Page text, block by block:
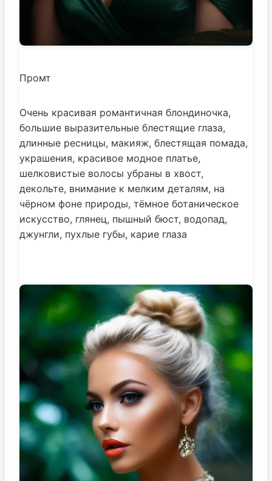
Промт
Очень красивая романтичная блондиночка,
большие выразительные блестящие глаза,
длинные ресницы, макияж, блестящая помада,
украшения, красивое модное платье,
шелковистые волосы убраны в хвост,
декольте, внимание к мелким деталям, на
чёрном фоне природы, тёмное ботаническое
искусство, глянец, пышный бюст, водопад,
джунгли, пухлые губы, карие глаза